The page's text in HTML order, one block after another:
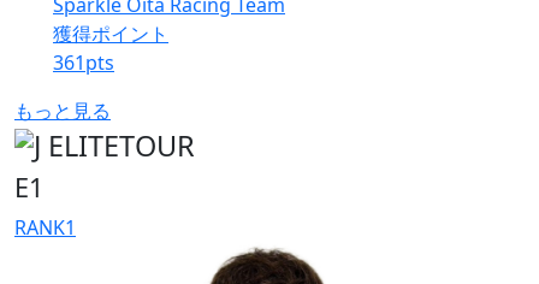
獲得ポイント
361pts
もっと見る
E1
RANK1